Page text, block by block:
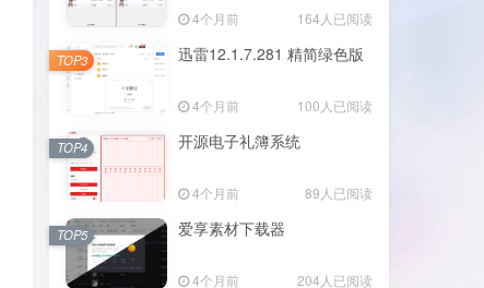
4个月前 164人已阅读
迅雷12.1.7.281 精简绿色版
4个月前 100人已阅读
TOP3
开源电子礼簿系统
4个月前 89人已阅读
TOP4
爱享素材下载器
4个月前 204人已阅读
TOP5